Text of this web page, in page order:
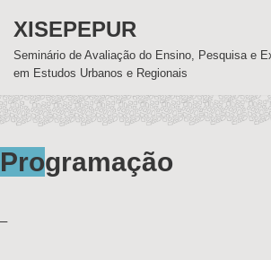
Pular
para
conteúdo
XISEPEPUR
Seminário de Avaliação do Ensino, Pesquisa e
em Estudos Urbanos e Regionais
Programação
–